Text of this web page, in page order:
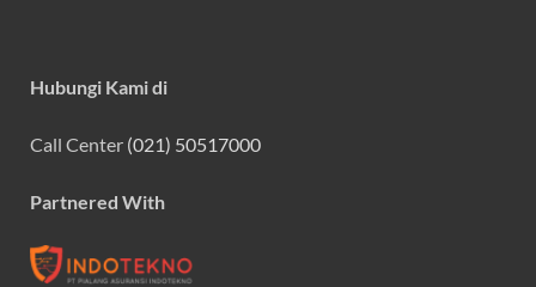
Hubungi Kami di
Call Center (021) 50517000
Partnered With